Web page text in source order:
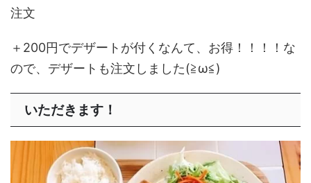
注文
＋200円でデザートが付くなんて、お得！！！！な
ので、デザートも注文しました(≧ω≦)
いただきます！